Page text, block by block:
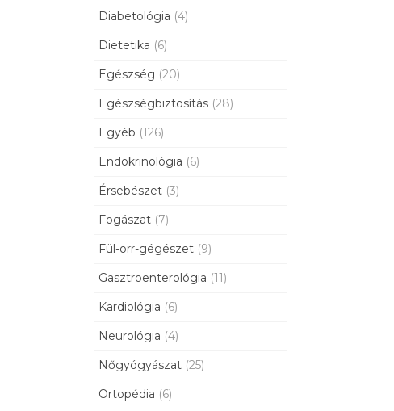
Diabetológia (4)
Dietetika (6)
Egészség (20)
Egészségbiztosítás (28)
Egyéb (126)
Endokrinológia (6)
Érsebészet (3)
Fogászat (7)
Fül-orr-gégészet (9)
Gasztroenterológia (11)
Kardiológia (6)
Neurológia (4)
Nőgyógyászat (25)
Ortopédia (6)